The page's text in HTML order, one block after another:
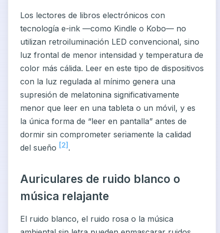
Los lectores de libros electrónicos con
tecnología e-ink —como Kindle o Kobo— no
utilizan retroiluminación LED convencional, sino
luz frontal de menor intensidad y temperatura de
color más cálida. Leer en este tipo de dispositivos
con la luz regulada al mínimo genera una
supresión de melatonina significativamente
menor que leer en una tableta o un móvil, y es
la única forma de “leer en pantalla” antes de
dormir sin comprometer seriamente la calidad
del sueño [2] .
Auriculares de ruido blanco o
música relajante
El ruido blanco, el ruido rosa o la música